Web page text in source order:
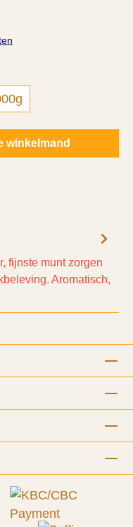
de gewenste
winkelmand
fijnste munt zorgen
Aromatisch,